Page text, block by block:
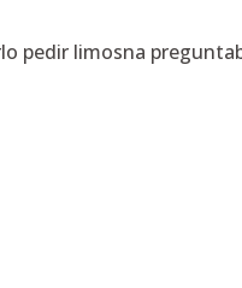
pedir limosna